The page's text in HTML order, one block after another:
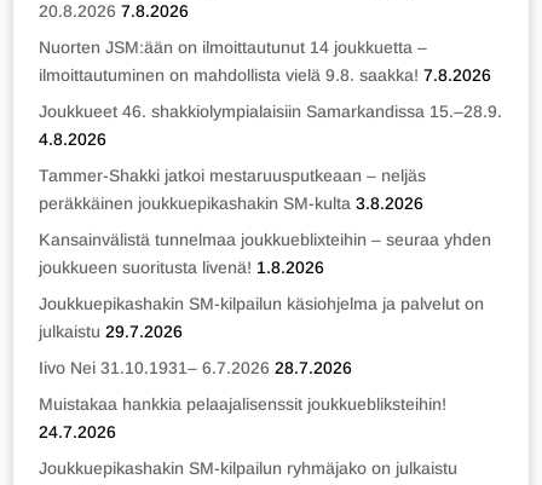
20.8.2026 7.8.2026
Nuorten JSM:ään on ilmoittautunut 14 joukkuetta –
ilmoittautuminen on mahdollista vielä 9.8. saakka! 7.8.2026
Joukkueet 46. shakkiolympialaisiin Samarkandissa 15.–28.9.
4.8.2026
Tammer-Shakki jatkoi mestaruusputkeaan – neljäs
peräkkäinen joukkuepikashakin SM-kulta 3.8.2026
Kansainvälistä tunnelmaa joukkueblixteihin – seuraa yhden
joukkueen suoritusta livenä! 1.8.2026
Joukkuepikashakin SM-kilpailun käsiohjelma ja palvelut on
julkaistu 29.7.2026
Iivo Nei 31.10.1931– 6.7.2026 28.7.2026
Muistakaa hankkia pelaajalisenssit joukkuebliksteihin!
24.7.2026
Joukkuepikashakin SM-kilpailun ryhmäjako on julkaistu